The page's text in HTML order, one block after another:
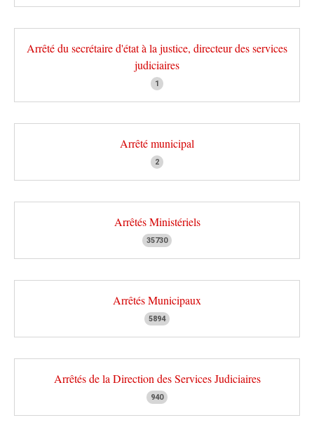
Arrêté du secrétaire d'état à la justice, directeur des services
judiciaires
1
Arrêté municipal
2
Arrêtés Ministériels
35730
Arrêtés Municipaux
5894
Arrêtés de la Direction des Services Judiciaires
940